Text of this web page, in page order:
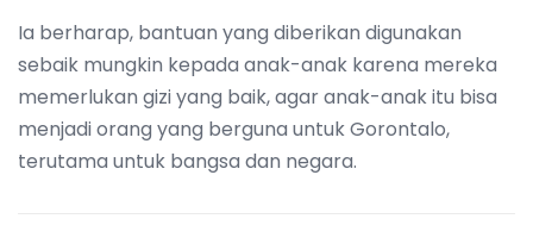
Ia berharap, bantuan yang diberikan digunakan
sebaik mungkin kepada anak-anak karena mereka
memerlukan gizi yang baik, agar anak-anak itu bisa
menjadi orang yang berguna untuk Gorontalo,
terutama untuk bangsa dan negara.